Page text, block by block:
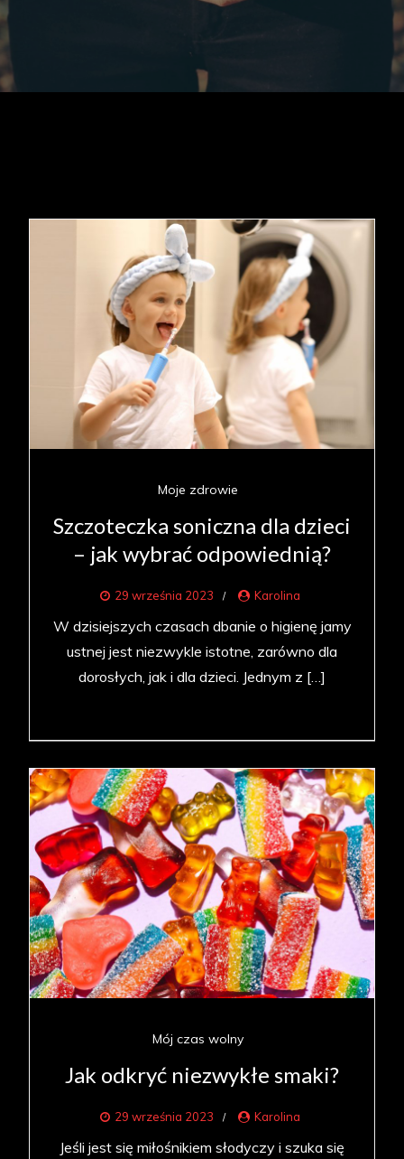
Moje zdrowie
Szczoteczka soniczna dla dzieci
– jak wybrać odpowiednią?
29 września 2023 Karolina
W dzisiejszych czasach dbanie o higienę jamy
ustnej jest niezwykle istotne, zarówno dla
dorosłych, jak i dla dzieci. Jednym z […]
Mój czas wolny
Jak odkryć niezwykłe smaki?
29 września 2023 Karolina
Jeśli jest się miłośnikiem słodyczy i szuka się